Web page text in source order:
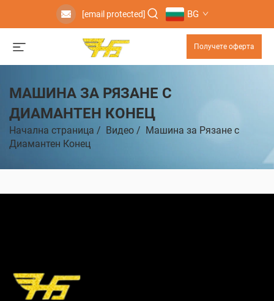
[email protected] BG
Получете оферта
МАШИНА ЗА РЯЗАНЕ С
ДИАМАНТЕН КОНЕЦ
Начална страница / Видео / Машина за Рязане с
Диамантен Конец